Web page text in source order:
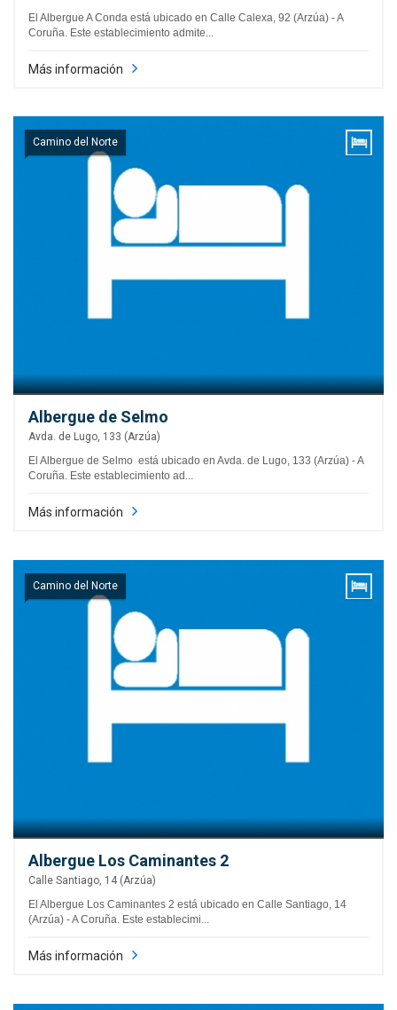
El Albergue A Conda está ubicado en Calle Calexa, 92 (Arzúa) - A
Coruña. Este establecimiento admite...
Más información
Camino del Norte
Albergue de Selmo
Avda. de Lugo, 133 (Arzúa)
El Albergue de Selmo está ubicado en Avda. de Lugo, 133 (Arzúa) - A
Coruña. Este establecimiento ad...
Más información
Camino del Norte
Albergue Los Caminantes 2
Calle Santiago, 14 (Arzúa)
El Albergue Los Caminantes 2 está ubicado en Calle Santiago, 14
(Arzúa) - A Coruña. Este establecimi...
Más información